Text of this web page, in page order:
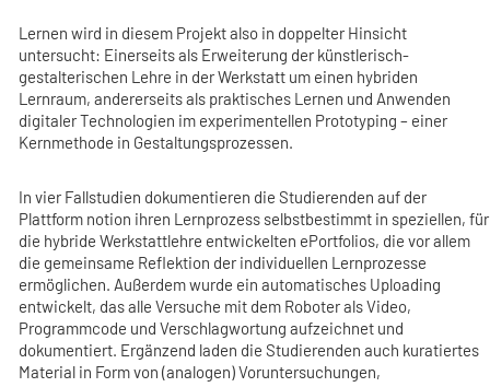
Lernen wird in diesem Projekt also in doppelter Hinsicht
untersucht: Einerseits als Erweiterung der künstlerisch-
gestalterischen Lehre in der Werkstatt um einen hybriden
Lernraum, andererseits als praktisches Lernen und Anwenden
digitaler Technologien im experimentellen Prototyping – einer
Kernmethode in Gestaltungsprozessen.
In vier Fallstudien dokumentieren die Studierenden auf der
Plattform notion ihren Lernprozess selbstbestimmt in speziellen, für
die hybride Werkstattlehre entwickelten ePortfolios, die vor allem
die gemeinsame Reflektion der individuellen Lernprozesse
ermöglichen. Außerdem wurde ein automatisches Uploading
entwickelt, das alle Versuche mit dem Roboter als Video,
Programmcode und Verschlagwortung aufzeichnet und
dokumentiert. Ergänzend laden die Studierenden auch kuratiertes
Material in Form von (analogen) Voruntersuchungen,